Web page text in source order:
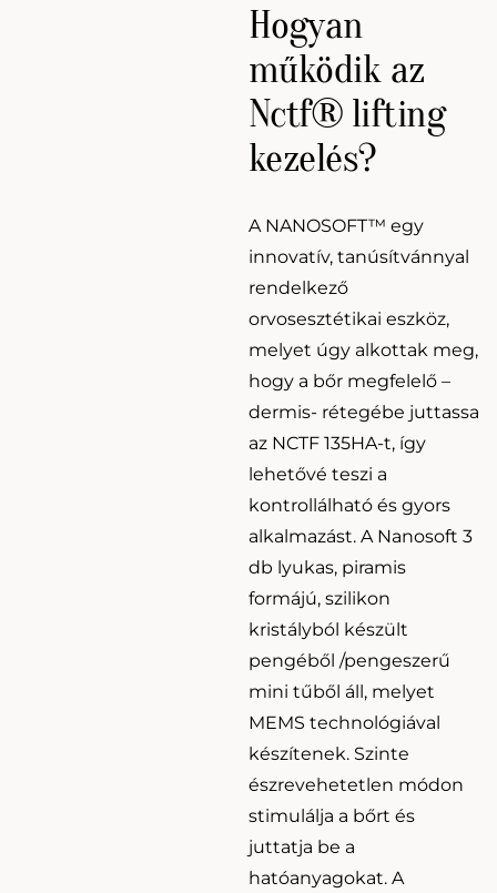
Hogyan
működik az
Nctf® lifting
kezelés?
A NANOSOFT™ egy
innovatív, tanúsítvánnyal
rendelkező
orvosesztétikai eszköz,
melyet úgy alkottak meg,
hogy a bőr megfelelő –
dermis- rétegébe juttassa
az NCTF 135HA-t, így
lehetővé teszi a
kontrollálható és gyors
alkalmazást. A Nanosoft 3
db lyukas, piramis
formájú, szilikon
kristályból készült
pengéből /pengeszerű
mini tűből áll, melyet
MEMS technológiával
készítenek. Szinte
észrevehetetlen módon
stimulálja a bőrt és
juttatja be a
hatóanyagokat. A